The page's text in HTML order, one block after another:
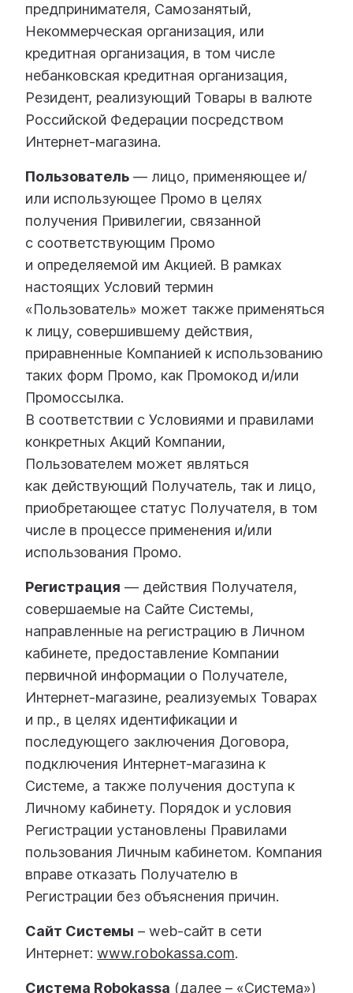
предпринимателя, Самозанятый,
Некоммерческая организация, или
кредитная организация, в том числе
небанковская кредитная организация,
Резидент, реализующий Товары в валюте
Российской Федерации посредством
Интернет-магазина.
Пользователь — лицо, применяющее и/
или использующее Промо в целях
получения Привилегии, связанной
с соответствующим Промо
и определяемой им Акцией. В рамках
настоящих Условий термин
«Пользователь» может также применяться
к лицу, совершившему действия,
приравненные Компанией к использованию
таких форм Промо, как Промокод и/или
Промоссылка.
В соответствии с Условиями и правилами
конкретных Акций Компании,
Пользователем может являться
как действующий Получатель, так и лицо,
приобретающее статус Получателя, в том
числе в процессе применения и/или
использования Промо.
Регистрация — действия Получателя,
совершаемые на Сайте Системы,
направленные на регистрацию в Личном
кабинете, предоставление Компании
первичной информации о Получателе,
Интернет-магазине, реализуемых Товарах
и пр., в целях идентификации и
последующего заключения Договора,
подключения Интернет-магазина к
Системе, а также получения доступа к
Личному кабинету. Порядок и условия
Регистрации установлены Правилами
пользования Личным кабинетом. Компания
вправе отказать Получателю в
Регистрации без объяснения причин.
Сайт Системы – web-сайт в сети
Интернет: www.robokassa.com.
Система Robokassa (далее – «Система»)